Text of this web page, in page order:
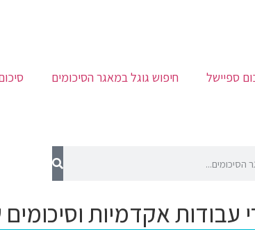
ספיישל חיפוש גוגל במאגר הסיכומים
עבודות אקדמיות